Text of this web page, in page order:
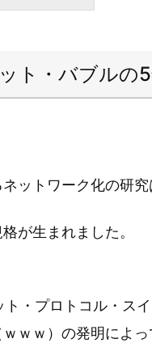
ト・バブルの5
ットワーク化の研
が生まれました。
ト・プロトコル・ス
ｗｗｗ）の発明によ